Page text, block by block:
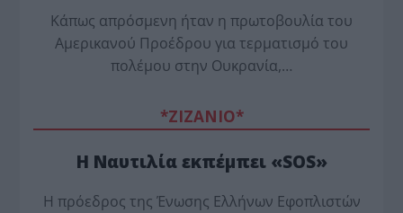
Κάπως απρόσμενη ήταν η πρωτοβουλία του
Αμερικανού Προέδρου για τερματισμό του
πολέμου στην Ουκρανία,…
*ZΙΖΑΝΙΟ*
Η Ναυτιλία εκπέμπει «SOS»
Η πρόεδρος της Ένωσης Ελλήνων Εφοπλιστών